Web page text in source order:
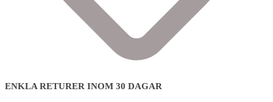
ENKLA RETURER INOM 30 DAGAR